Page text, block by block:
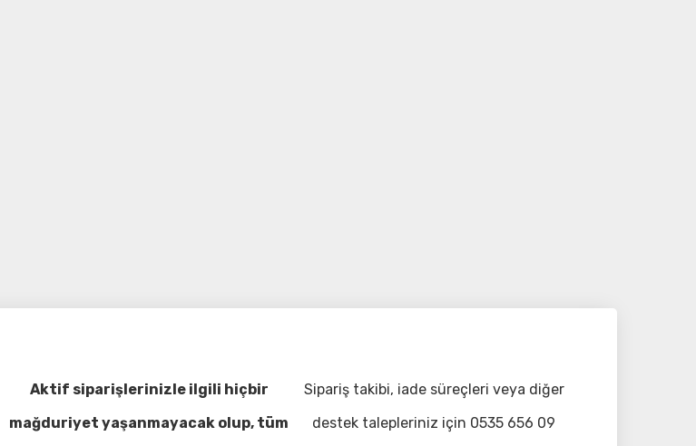
Aktif siparişlerinizle ilgili hiçbir
mağduriyet yaşanmayacak olup, tüm
Sipariş takibi, iade süreçleri veya diğer
destek talepleriniz için 0535 656 09